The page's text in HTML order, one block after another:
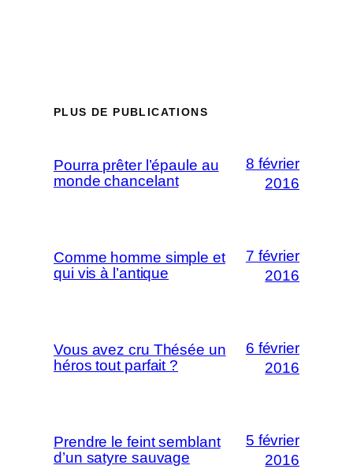
PLUS DE PUBLICATIONS
Pourra prêter l’épaule au
monde chancelant
8 février
2016
Comme homme simple et
qui vis à l’antique
7 février
2016
Vous avez cru Thésée un
héros tout parfait ?
6 février
2016
Prendre le feint semblant
d’un satyre sauvage
5 février
2016